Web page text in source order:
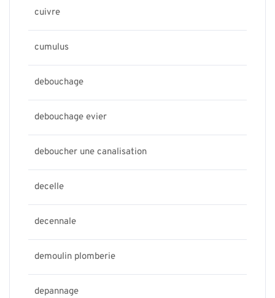
cuivre
cumulus
debouchage
debouchage evier
deboucher une canalisation
decelle
decennale
demoulin plomberie
depannage